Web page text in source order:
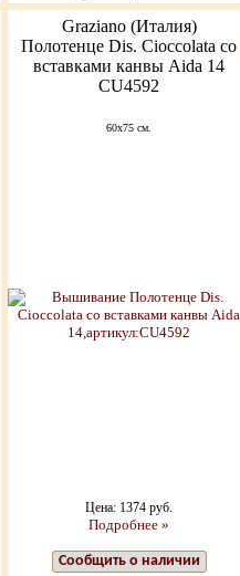
Graziano (Италия)
Полотенце Dis. Cioccolata со
вставками канвы Aida 14
CU4592
60x75 см.
Цена: 1374 руб.
Подробнее »
Сообщить о наличии